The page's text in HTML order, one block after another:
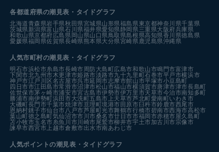
各都道府県の潮見表 ・タイドグラフ
北海道青森県岩手県秋田県宮城県山形県福島県東京都神奈川県千葉県
茨城県新潟県富山県石川県福井県愛知県静岡県三重県大阪府兵庫県
和歌山県京都府広島県 岡山県山口県鳥取県島根県高知県香川県徳島県
愛媛県福岡県佐賀県長崎県熊本県大分県宮崎県鹿児島県沖縄県
人気市町村の潮見表・タイドグラフ
明石市浜松市糸島市長崎市周防大島町広島市和歌山市鳴門市富津市
下関市北九州市木更津市姫路市淡路市九十九里町石巻市平戸市横浜市
神戸市江戸川区 名古屋市呉市延岡市志摩市館山市平塚市小豆島町
四日市市江田島市常滑市沼津市松山市福山市横須賀市唐津市津市長島町
佐世保市茅ヶ崎市浦安市宮古島市伊勢市伊万里市天草市今治市南知多町
勝浦市南伊勢町浜田市大洗町五島市 上天草市芦北町愛南町いわき市
大磯町長門市千葉市焼津市亘理町境港市 田原市 臼杵市鈴鹿市西尾市
恩納村銚子市仙台市八戸市芦屋町光市舞鶴市行橋市碧南市西海市高松市
葉山町徳之島町気仙沼市市川市桑名市廿日市市福岡市赤穂市屋久島町
苫小牧市玉名市糸魚川市川崎市尾鷲市柳井市宇土市加古川市宗像市
諫早市西宮市 上越市倉敷市出水市南あわじ市
人気ポイントの潮見表・タイドグラフ